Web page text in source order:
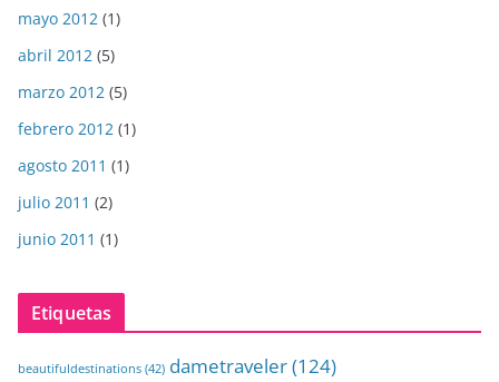
mayo 2012 (1)
abril 2012 (5)
marzo 2012 (5)
febrero 2012 (1)
agosto 2011 (1)
julio 2011 (2)
junio 2011 (1)
Etiquetas
beautifuldestinations (42) dametraveler(124)